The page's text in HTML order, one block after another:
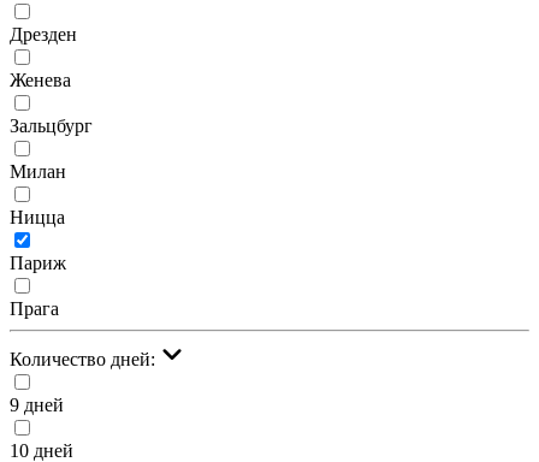
Дрезден
Женева
Зальцбург
Милан
Ницца
Париж
Прага
Количество дней:
9 дней
10 дней